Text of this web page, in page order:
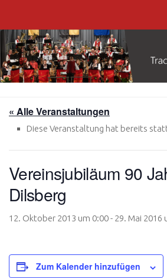
« Alle Veranstaltungen
Diese Veranstaltung hat bereits
Vereinsjubiläum 90
Dilsberg
12. Oktober 2013 um 0:00- 29. Mai 2016
Zum Kalender hinzufügen